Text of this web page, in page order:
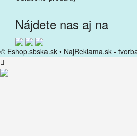
Nájdete nas aj na
© Eshop.sbska.sk • NajReklama.sk -